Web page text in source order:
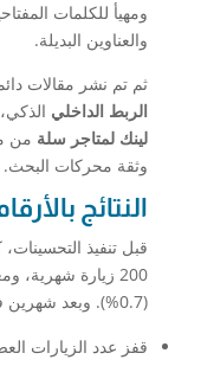
ومهيأ للكلمات
والعناوين البديلة.
ثم تم نشر مقالات
الربط الداخلي
لينك لمتاجر سلة من
وثقة محركات البحث.
النتائج
قبل تنفيذ
200 زيارة
(0.7%). وبعد شهرين فقط:
قفز عدد الزيارات العضوية إلى